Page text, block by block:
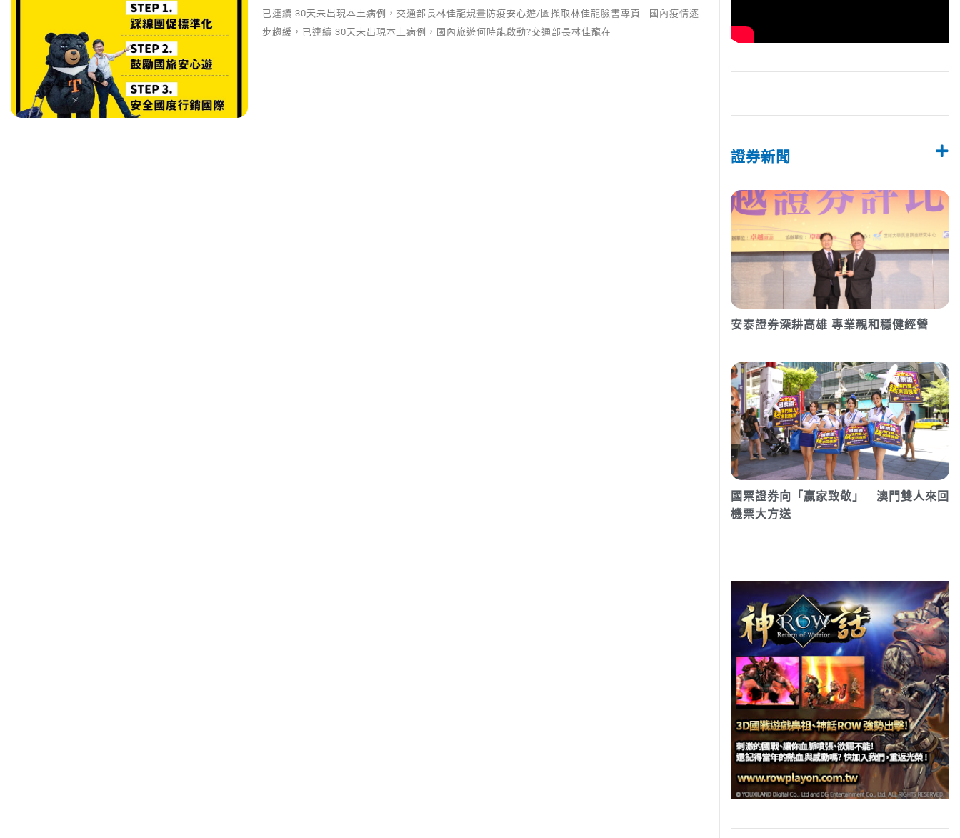
已連續 30天未出現本土病例，交通部長林佳龍規畫防疫安心遊/圖擷取林佳龍臉書專頁 國內疫情逐
步趨緩，已連續 30天未出現本土病例，國內旅遊何時能啟動?交通部長林佳龍在
證券新聞
安泰證券深耕高雄 專業親和穩健經營
國票證券向「贏家致敬」 澳門雙人來回
機票大方送